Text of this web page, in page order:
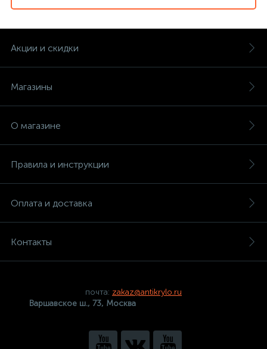
Акции и скидки
Магазины
О магазине
Правила и инструкции
Оплата и доставка
Контакты
почта: zakaz@antikrylo.ru
Варшавское ш., 73, Москва